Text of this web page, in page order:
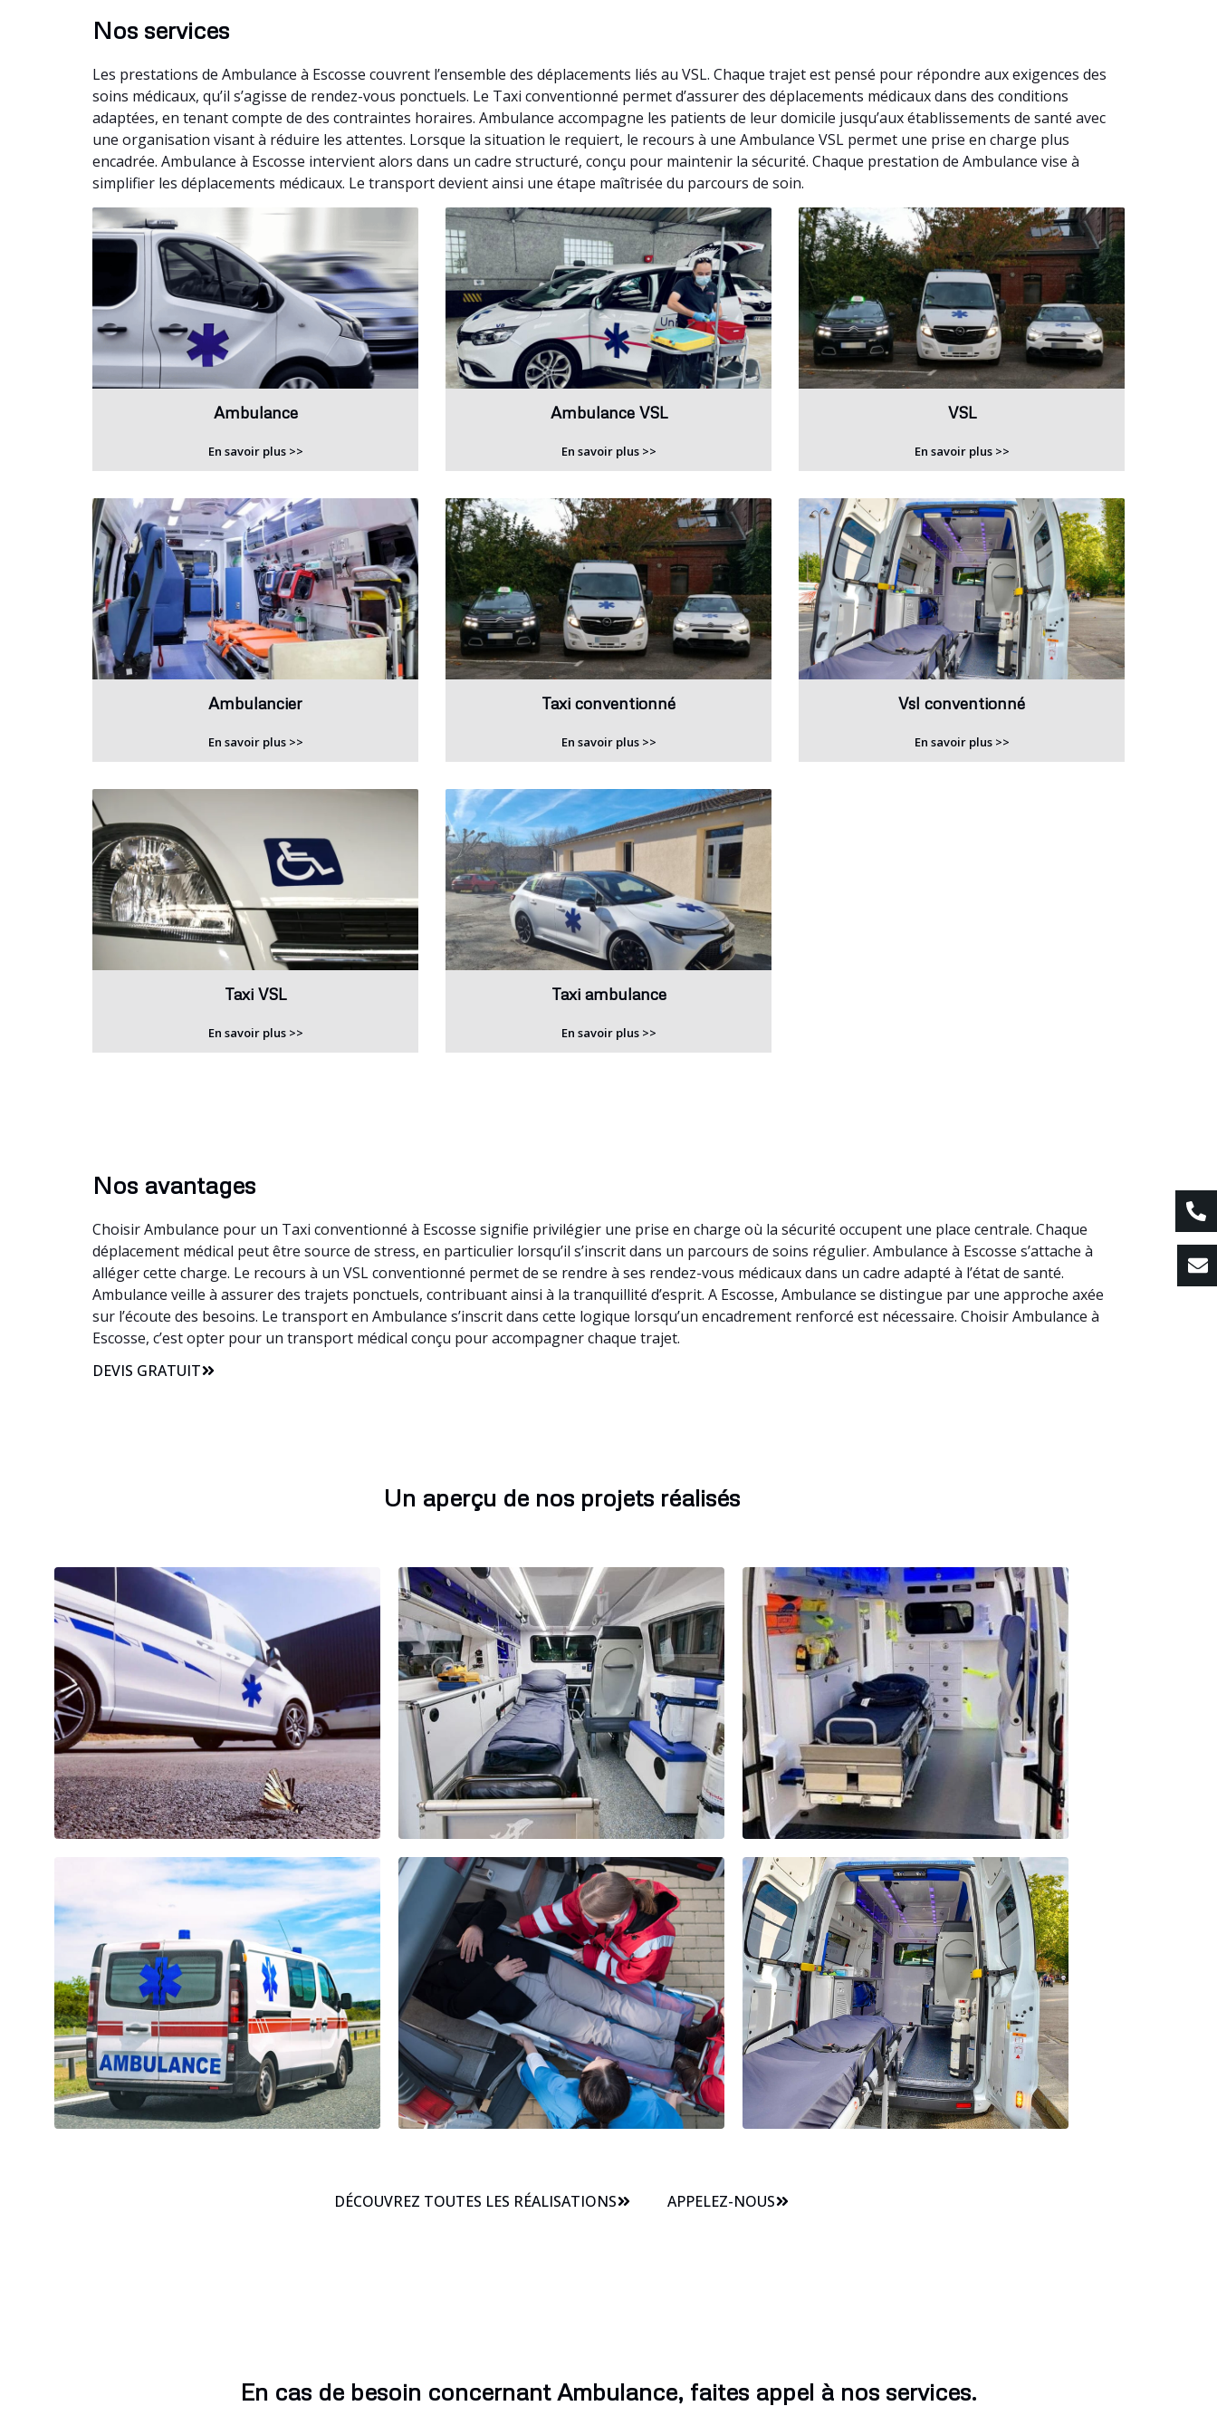
Nos services
Les prestations de Ambulance à Escosse couvrent l’ensemble des déplacements liés au VSL. Chaque trajet est pensé pour répondre aux exigences des
soins médicaux, qu’il s’agisse de rendez-vous ponctuels. Le Taxi conventionné permet d’assurer des déplacements médicaux dans des conditions
adaptées, en tenant compte de des contraintes horaires. Ambulance accompagne les patients de leur domicile jusqu’aux établissements de santé avec
une organisation visant à réduire les attentes. Lorsque la situation le requiert, le recours à une Ambulance VSL permet une prise en charge plus
encadrée. Ambulance à Escosse intervient alors dans un cadre structuré, conçu pour maintenir la sécurité. Chaque prestation de Ambulance vise à
simplifier les déplacements médicaux. Le transport devient ainsi une étape maîtrisée du parcours de soin.
Ambulance
En savoir plus >>
Ambulance VSL
En savoir plus >>
VSL
En savoir plus >>
Ambulancier
En savoir plus >>
Taxi conventionné
En savoir plus >>
Vsl conventionné
En savoir plus >>
Taxi VSL
En savoir plus >>
Taxi ambulance
En savoir plus >>
Nos avantages
Choisir Ambulance pour un Taxi conventionné à Escosse signifie privilégier une prise en charge où la sécurité occupent une place centrale. Chaque
déplacement médical peut être source de stress, en particulier lorsqu’il s’inscrit dans un parcours de soins régulier. Ambulance à Escosse s’attache à
alléger cette charge. Le recours à un VSL conventionné permet de se rendre à ses rendez-vous médicaux dans un cadre adapté à l’état de santé.
Ambulance veille à assurer des trajets ponctuels, contribuant ainsi à la tranquillité d’esprit. A Escosse, Ambulance se distingue par une approche axée
sur l’écoute des besoins. Le transport en Ambulance s’inscrit dans cette logique lorsqu’un encadrement renforcé est nécessaire. Choisir Ambulance à
Escosse, c’est opter pour un transport médical conçu pour accompagner chaque trajet.
DEVIS GRATUIT
Un aperçu de nos projets réalisés
DÉCOUVREZ TOUTES LES RÉALISATIONS APPELEZ-NOUS
En cas de besoin concernant Ambulance, faites appel à nos services.